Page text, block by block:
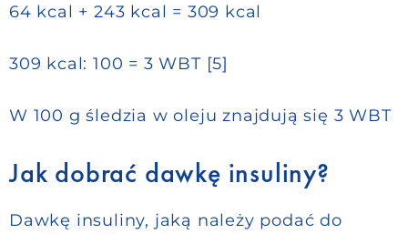
64 kcal + 243 kcal = 309 kcal
309 kcal: 100 = 3 WBT [5]
W 100 g śledzia w oleju znajdują się 3 WBT
Jak dobrać dawkę insuliny?
Dawkę insuliny, jaką należy podać do